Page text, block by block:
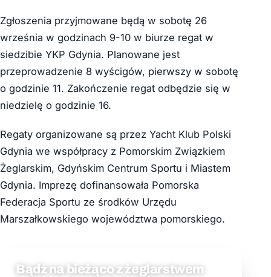
Zgłoszenia przyjmowane będą w sobotę 26
września w godzinach 9-10 w biurze regat w
siedzibie YKP Gdynia. Planowane jest
przeprowadzenie 8 wyścigów, pierwszy w sobotę
o godzinie 11. Zakończenie regat odbędzie się w
niedzielę o godzinie 16.
Regaty organizowane są przez Yacht Klub Polski
Gdynia we współpracy z Pomorskim Związkiem
Żeglarskim, Gdyńskim Centrum Sportu i Miastem
Gdynia. Imprezę dofinansowała Pomorska
Federacja Sportu ze środków Urzędu
Marszałkowskiego województwa pomorskiego.
Bądź na bieżąco z żeglarstwem